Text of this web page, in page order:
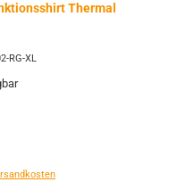
Thermal
RG-XL